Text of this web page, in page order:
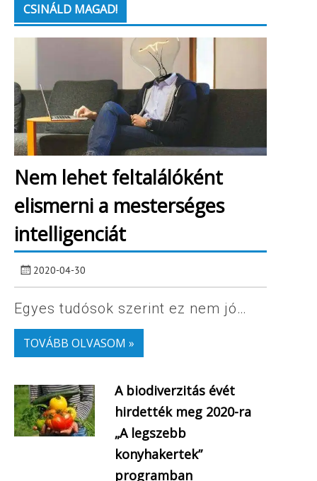
CSINÁLD MAGAD!
Nem lehet feltalálóként
elismerni a mesterséges
intelligenciát
2020-04-30
Egyes tudósok szerint ez nem jó…
TOVÁBB OLVASOM »
A biodiverzitás évét
hirdették meg 2020-ra
„A legszebb
konyhakertek”
programban